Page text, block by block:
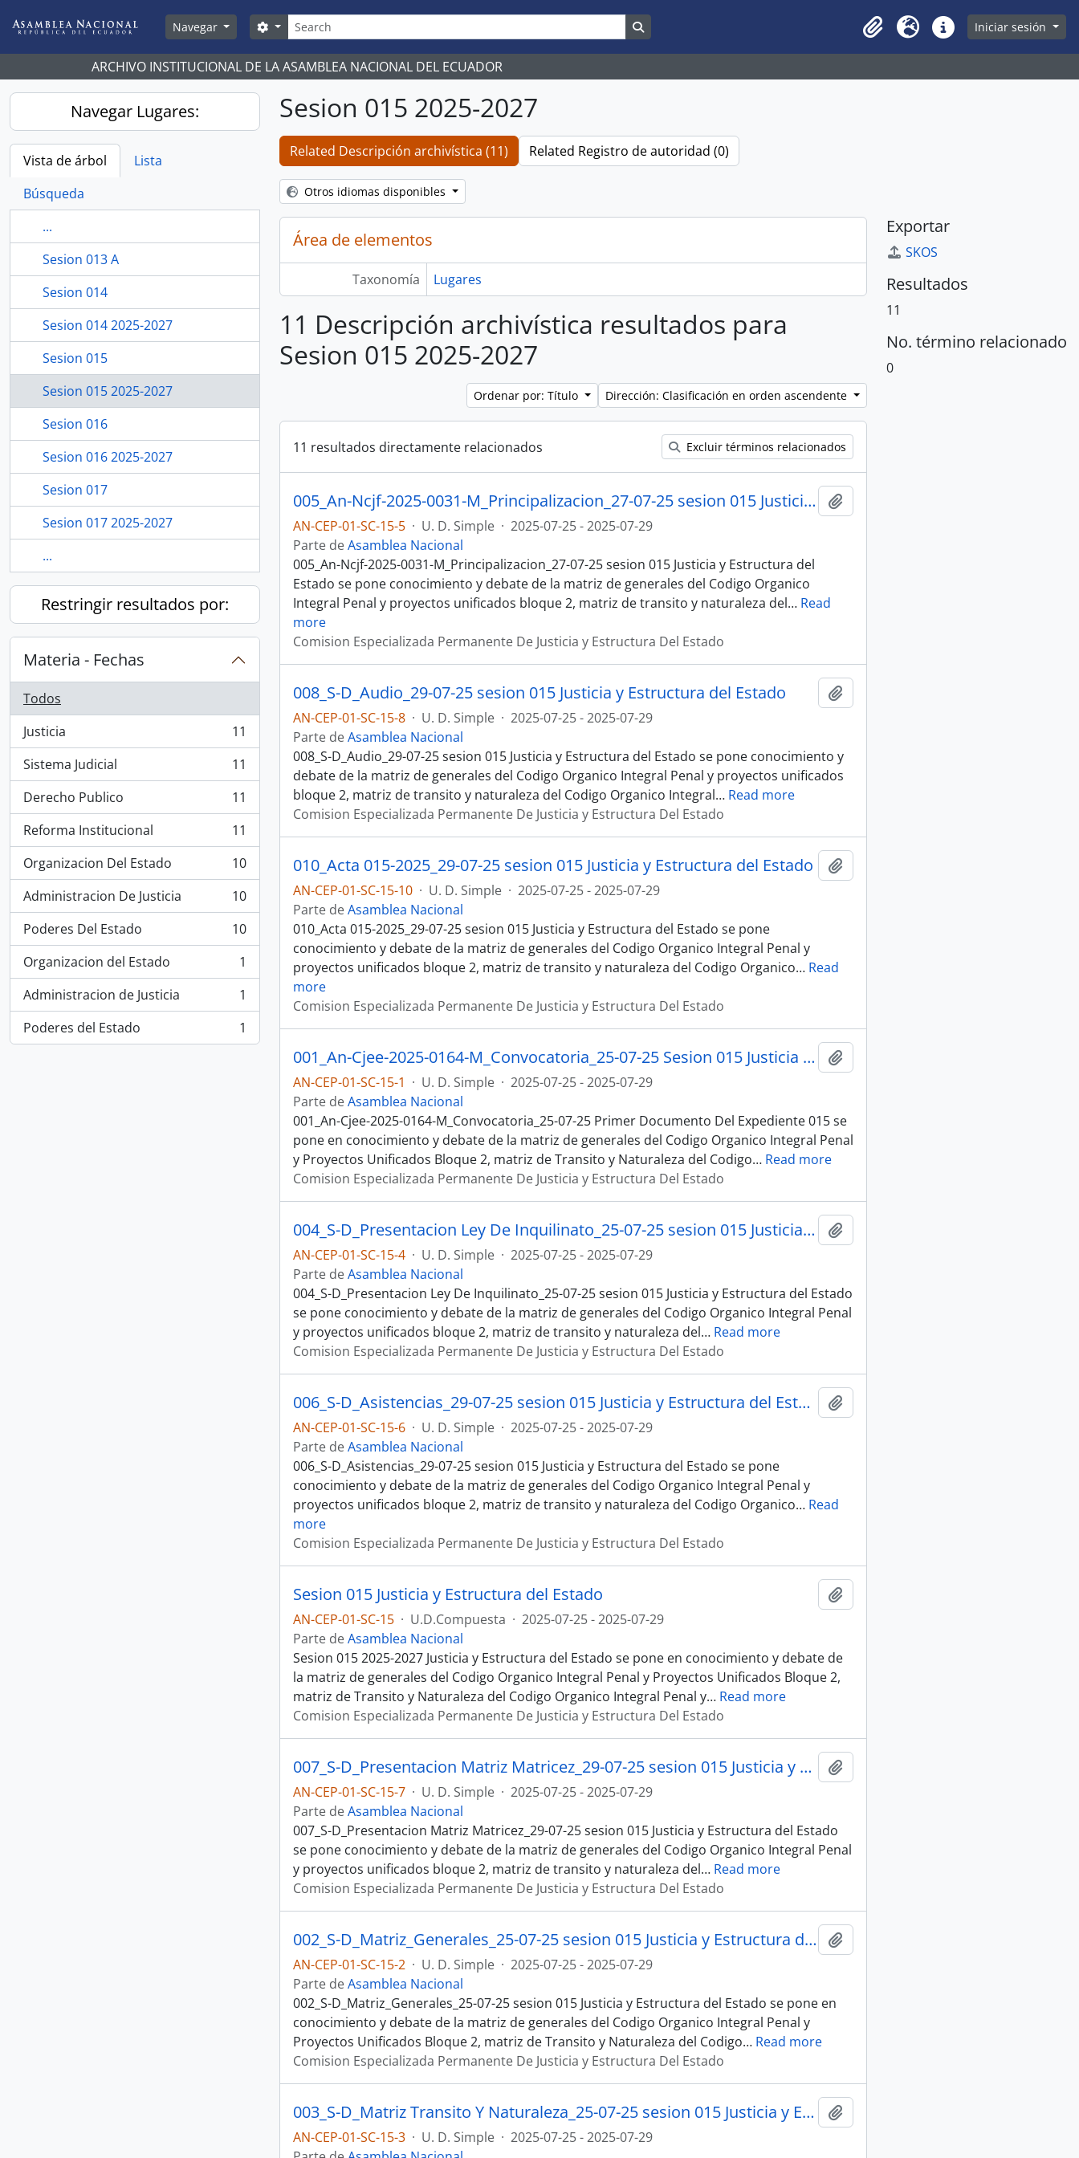
Navegar
Búsqueda
Search options
Clipboard
Idioma Enlaces rápidos
Iniciar sesión
ARCHIVO INSTITUCIONAL DE LA ASAMBLEA NACIONAL DEL ECUADOR
Navegar Lugares:
Vista de árbol
Lista
Búsqueda
...
Sesion 013 A
Sesion 014
Sesion 014 2025-2027
Sesion 015
Sesion 015 2025-2027
Sesion 016
Sesion 016 2025-2027
Sesion 017
Sesion 017 2025-2027
...
Restringir resultados por:
Materia - Fechas
Todos
Justicia
, 11 resultados
11
Sistema Judicial
, 11 resultados
11
Derecho Publico
, 11 resultados
11
Reforma Institucional
, 11 resultados
11
Organizacion Del Estado
, 10 resultados
10
Administracion De Justicia
, 10 resultados
10
Poderes Del Estado
, 10 resultados
10
Organizacion del Estado
, 1 resultados
1
Administracion de Justicia
, 1 resultados
1
Poderes del Estado
, 1 resultados 1
Sesion 015 2025-2027
Related Descripción archivística (11) Related Registro de autoridad (0)
Otros idiomas disponibles
Área de elementos
Taxonomía Lugares
11 Descripción archivística resultados para
Sesion 015 2025-2027
Ordenar por: Título Dirección: Clasificación en orden ascendente
11 resultados directamente relacionados Excluir términos relacionados
005_An-Ncjf-2025-0031-M_Principalizacion_27-07-25 sesion 015 Justicia y Estructura del Estado
AN-CEP-01-SC-15-5 · U. D. Simple · 2025-07-25 - 2025-07-29
Parte deAsamblea Nacional
005_An-Ncjf-2025-0031-M_Principalizacion_27-07-25 sesion 015 Justicia y Estructura del
Estado se pone conocimiento y debate de la matriz de generales del Codigo Organico
Integral Penal y proyectos unificados bloque 2, matriz de transito y naturaleza del… Read
more
Comision Especializada Permanente De Justicia y Estructura Del Estado
008_S-D_Audio_29-07-25 sesion 015 Justicia y Estructura del Estado
AN-CEP-01-SC-15-8 · U. D. Simple · 2025-07-25 - 2025-07-29
Parte deAsamblea Nacional
008_S-D_Audio_29-07-25 sesion 015 Justicia y Estructura del Estado se pone conocimiento y
debate de la matriz de generales del Codigo Organico Integral Penal y proyectos unificados
bloque 2, matriz de transito y naturaleza del Codigo Organico Integral… Read more
Comision Especializada Permanente De Justicia y Estructura Del Estado
010_Acta 015-2025_29-07-25 sesion 015 Justicia y Estructura del Estado
AN-CEP-01-SC-15-10 · U. D. Simple · 2025-07-25 - 2025-07-29
Parte deAsamblea Nacional
010_Acta 015-2025_29-07-25 sesion 015 Justicia y Estructura del Estado se pone
conocimiento y debate de la matriz de generales del Codigo Organico Integral Penal y
proyectos unificados bloque 2, matriz de transito y naturaleza del Codigo Organico… Read
more
Comision Especializada Permanente De Justicia y Estructura Del Estado
001_An-Cjee-2025-0164-M_Convocatoria_25-07-25 Sesion 015 Justicia Y Estructura Del Estado
AN-CEP-01-SC-15-1 · U. D. Simple · 2025-07-25 - 2025-07-29
Parte deAsamblea Nacional
001_An-Cjee-2025-0164-M_Convocatoria_25-07-25 Primer Documento Del Expediente 015 se
pone en conocimiento y debate de la matriz de generales del Codigo Organico Integral Penal
y Proyectos Unificados Bloque 2, matriz de Transito y Naturaleza del Codigo… Read more
Comision Especializada Permanente De Justicia y Estructura Del Estado
004_S-D_Presentacion Ley De Inquilinato_25-07-25 sesion 015 Justicia y Estructura del Estado
AN-CEP-01-SC-15-4 · U. D. Simple · 2025-07-25 - 2025-07-29
Parte deAsamblea Nacional
004_S-D_Presentacion Ley De Inquilinato_25-07-25 sesion 015 Justicia y Estructura del Estado
se pone conocimiento y debate de la matriz de generales del Codigo Organico Integral Penal
y proyectos unificados bloque 2, matriz de transito y naturaleza del… Read more
Comision Especializada Permanente De Justicia y Estructura Del Estado
006_S-D_Asistencias_29-07-25 sesion 015 Justicia y Estructura del Estado
AN-CEP-01-SC-15-6 · U. D. Simple · 2025-07-25 - 2025-07-29
Parte deAsamblea Nacional
006_S-D_Asistencias_29-07-25 sesion 015 Justicia y Estructura del Estado se pone
conocimiento y debate de la matriz de generales del Codigo Organico Integral Penal y
proyectos unificados bloque 2, matriz de transito y naturaleza del Codigo Organico… Read
more
Comision Especializada Permanente De Justicia y Estructura Del Estado
Sesion 015 Justicia y Estructura del Estado
AN-CEP-01-SC-15 · U.D.Compuesta · 2025-07-25 - 2025-07-29
Parte deAsamblea Nacional
Sesion 015 2025-2027 Justicia y Estructura del Estado se pone en conocimiento y debate de
la matriz de generales del Codigo Organico Integral Penal y Proyectos Unificados Bloque 2,
matriz de Transito y Naturaleza del Codigo Organico Integral Penal y… Read more
Comision Especializada Permanente De Justicia y Estructura Del Estado
007_S-D_Presentacion Matriz Matricez_29-07-25 sesion 015 Justicia y Estructura del Estado
AN-CEP-01-SC-15-7 · U. D. Simple · 2025-07-25 - 2025-07-29
Parte deAsamblea Nacional
007_S-D_Presentacion Matriz Matricez_29-07-25 sesion 015 Justicia y Estructura del Estado
se pone conocimiento y debate de la matriz de generales del Codigo Organico Integral Penal
y proyectos unificados bloque 2, matriz de transito y naturaleza del… Read more
Comision Especializada Permanente De Justicia y Estructura Del Estado
002_S-D_Matriz_Generales_25-07-25 sesion 015 Justicia y Estructura del Estado
AN-CEP-01-SC-15-2 · U. D. Simple · 2025-07-25 - 2025-07-29
Parte deAsamblea Nacional
002_S-D_Matriz_Generales_25-07-25 sesion 015 Justicia y Estructura del Estado se pone en
conocimiento y debate de la matriz de generales del Codigo Organico Integral Penal y
Proyectos Unificados Bloque 2, matriz de Transito y Naturaleza del Codigo… Read more
Comision Especializada Permanente De Justicia y Estructura Del Estado
003_S-D_Matriz Transito Y Naturaleza_25-07-25 sesion 015 Justicia y Estructura del Estado
AN-CEP-01-SC-15-3 · U. D. Simple · 2025-07-25 - 2025-07-29
Exportar
SKOS
Resultados
11
No. término relacionado
0